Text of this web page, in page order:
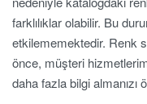
farklılıklar olabilir. Bu
etkilememektedir. Renk
önce, müşteri
daha fazla bilgi almanızı